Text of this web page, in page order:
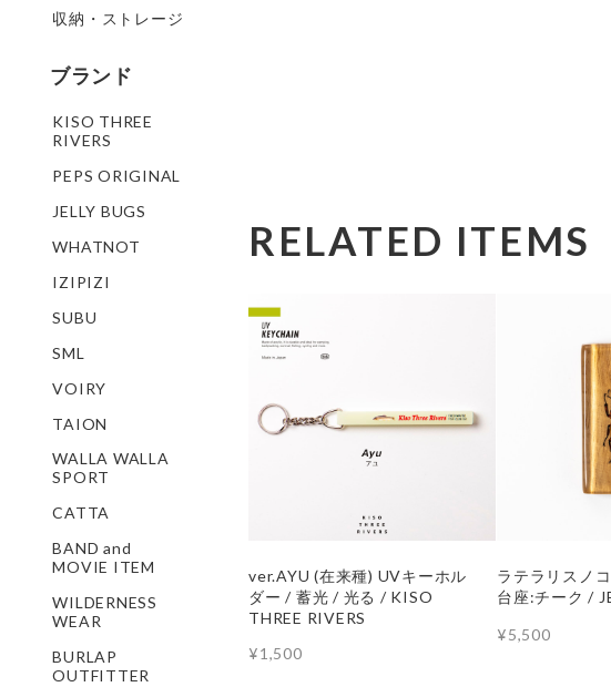
RELATED ITEMS
ver.AYU (在来種) UVキーホル
ダー / 蓄光 / 光る / KISO
THREE RIVERS
¥1,500
ラテラリスノ
台座:チーク /
¥5,500
収納・ストレージ
ブランド
KISO THREE
RIVERS
PEPS ORIGINAL
JELLY BUGS
WHATNOT
IZIPIZI
SUBU
SML
VOIRY
TAION
WALLA WALLA
SPORT
CATTA
BAND and
MOVIE ITEM
WILDERNESS
WEAR
BURLAP
OUTFITTER